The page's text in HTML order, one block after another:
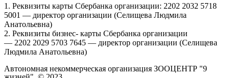
1. Реквизиты карты Сбербанка организации: 2202 2032 5718
5001 — директор организации (Селищева Людмила
Анатольевна)
2. Реквизиты бизнес- карты Сбербанка организации
— 2202 2029 5703 7645 — директор организации (Селищева
Людмила Анатольевна)
Автономная некоммерческая организация ЗООЦЕНТР "9